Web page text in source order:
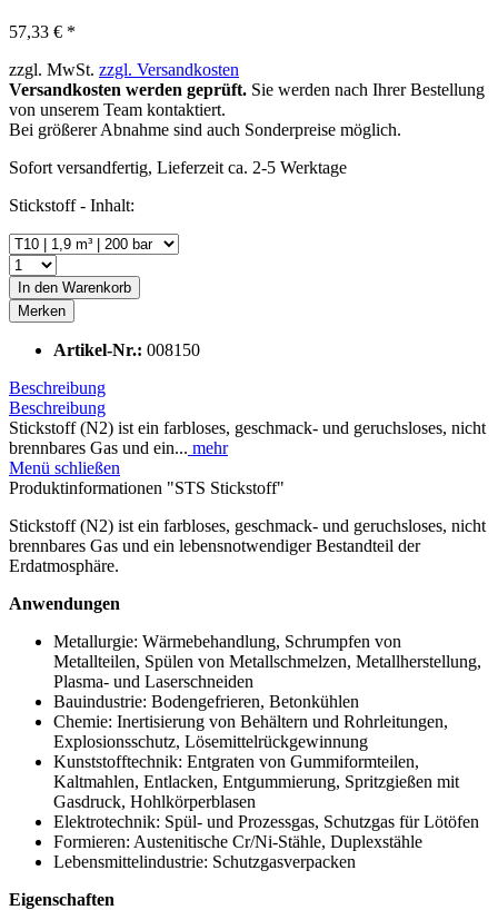
57,33 € *
zzgl. MwSt. zzgl. Versandkosten
Versandkosten werden geprüft. Sie werden nach Ihrer Bestellung
von unserem Team kontaktiert.
Bei größerer Abnahme sind auch Sonderpreise möglich.
Sofort versandfertig, Lieferzeit ca. 2-5 Werktage
Stickstoff - Inhalt:
In den Warenkorb
Merken
Artikel-Nr.: 008150
Beschreibung
Beschreibung
Stickstoff (N2) ist ein farbloses, geschmack- und geruchsloses, nicht
brennbares Gas und ein... mehr
Menü schließen
Produktinformationen "STS Stickstoff"
Stickstoff (N2) ist ein farbloses, geschmack- und geruchsloses, nicht
brennbares Gas und ein lebensnotwendiger Bestandteil der
Erdatmosphäre.
Anwendungen
Metallurgie: Wärmebehandlung, Schrumpfen von
Metallteilen, Spülen von Metallschmelzen, Metallherstellung,
Plasma- und Laserschneiden
Bauindustrie: Bodengefrieren, Betonkühlen
Chemie: Inertisierung von Behältern und Rohrleitungen,
Explosionsschutz, Lösemittelrückgewinnung
Kunststofftechnik: Entgraten von Gummiformteilen,
Kaltmahlen, Entlacken, Entgummierung, Spritzgießen mit
Gasdruck, Hohlkörperblasen
Elektrotechnik: Spül- und Prozessgas, Schutzgas für Lötöfen
Formieren: Austenitische Cr/Ni-Stähle, Duplexstähle
Lebensmittelindustrie: Schutzgasverpacken
Eigenschaften